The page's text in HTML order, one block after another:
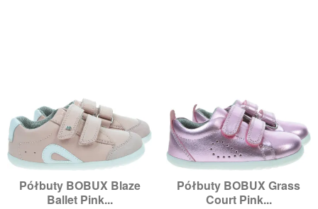
Półbuty BOBUX Blaze
Ballet Pink...
Półbuty BOBUX Grass
Court Pink...